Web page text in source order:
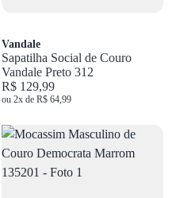
Vandale
Sapatilha Social de Couro
Vandale Preto 312
R$ 129,99
ou 2x de R$ 64,99